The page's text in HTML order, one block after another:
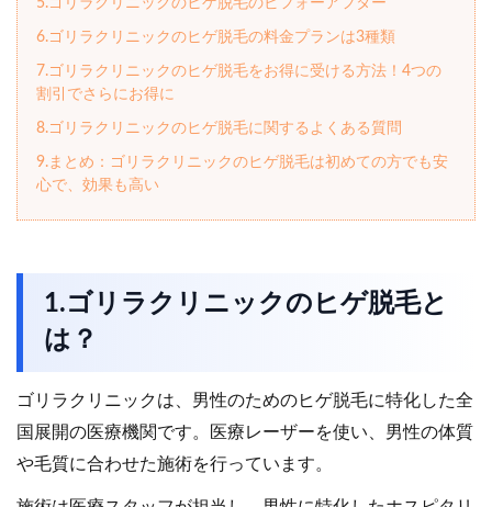
5.ゴリラクリニックのヒゲ脱毛のビフォーアフター
6.ゴリラクリニックのヒゲ脱毛の料金プランは3種類
7.ゴリラクリニックのヒゲ脱毛をお得に受ける方法！4つの
割引でさらにお得に
8.ゴリラクリニックのヒゲ脱毛に関するよくある質問
9.まとめ：ゴリラクリニックのヒゲ脱毛は初めての方でも安
心で、効果も高い
1.ゴリラクリニックのヒゲ脱毛と
は？
ゴリラクリニックは、男性のためのヒゲ脱毛に特化した全
国展開の医療機関です。医療レーザーを使い、男性の体質
や毛質に合わせた施術を行っています。